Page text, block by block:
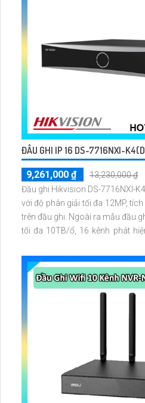
ĐẦU GHI IP 16 DS-7716NXI-
9,261,000 ₫
13,230,000 ₫
Đầu ghi Hikvision DS-7716NXI-
với độ phân giải tối đa 12MP,
trên đầu ghi. Ngoài ra mẫu đầu ghi này cũng hỗ trợ 4 ổ cứng
tối đa 10TB/ổ, 16 kênh phát